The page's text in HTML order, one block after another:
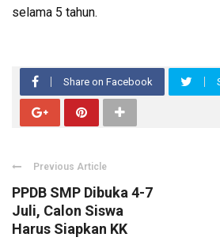
selama 5 tahun.
Share on Facebook
Previous Article
PPDB SMP Dibuka 4-7
Juli, Calon Siswa
Harus Siapkan KK